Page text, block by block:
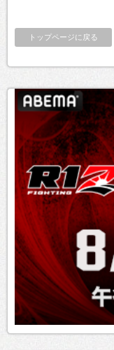
トップページに戻る